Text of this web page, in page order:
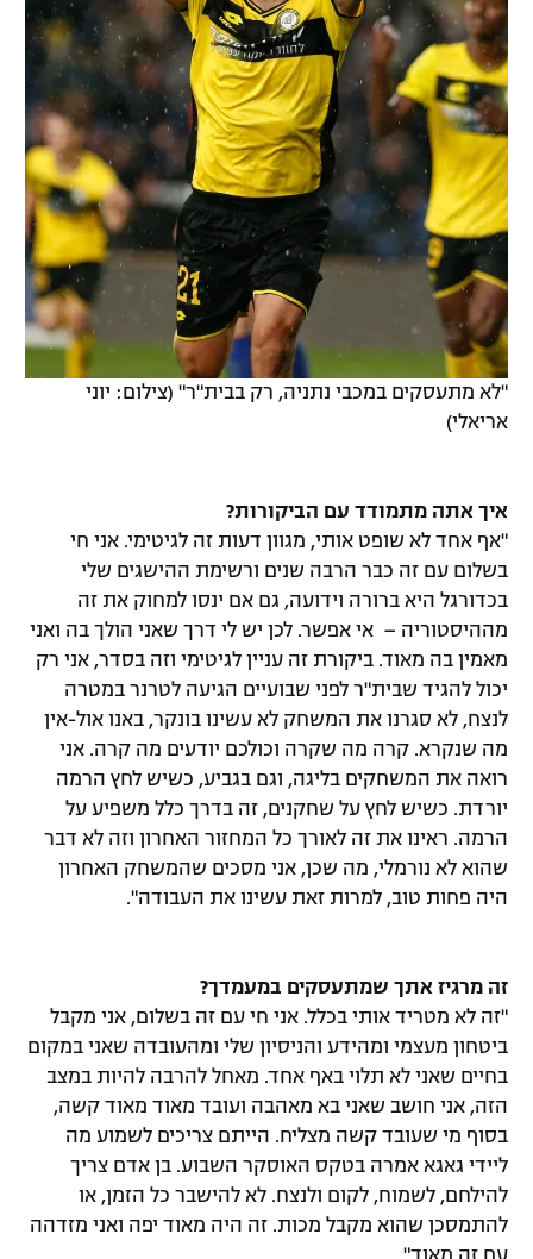
"לא מתעסקים במכבי נתניה, רק בבית"ר" (צילום: יוני
אריאלי)
איך אתה מתמודד עם הביקורות?
"אף אחד לא שופט אותי, מגוון דעות זה לגיטימי. אני חי
בשלום עם זה כבר הרבה שנים ורשימת ההישגים שלי
בכדורגל היא ברורה וידועה, גם אם ינסו למחוק את זה
מההיסטוריה – אי אפשר. לכן יש לי דרך שאני הולך בה ואני
מאמין בה מאוד. ביקורת זה עניין לגיטימי וזה בסדר, אני רק
יכול להגיד שבית"ר לפני שבועיים הגיעה לטרנר במטרה
לנצח, לא סגרנו את המשחק לא עשינו בונקר, באנו אול-אין
מה שנקרא. קרה מה שקרה וכולכם יודעים מה קרה. אני
רואה את המשחקים בליגה, וגם בגביע, כשיש לחץ הרמה
יורדת. כשיש לחץ על שחקנים, זה בדרך כלל משפיע על
הרמה. ראינו את זה לאורך כל המחזור האחרון וזה לא דבר
שהוא לא נורמלי, מה שכן, אני מסכים שהמשחק האחרון
היה פחות טוב, למרות זאת עשינו את העבודה".
זה מרגיז אתך שמתעסקים במעמדך?
"זה לא מטריד אותי בכלל. אני חי עם זה בשלום, אני מקבל
ביטחון מעצמי ומהידע והניסיון שלי ומהעובדה שאני במקום
בחיים שאני לא תלוי באף אחד. מאחל להרבה להיות במצב
הזה, אני חושב שאני בא מאהבה ועובד מאוד מאוד קשה,
בסוף מי שעובד קשה מצליח. הייתם צריכים לשמוע מה
ליידי גאגא אמרה בטקס האוסקר השבוע. בן אדם צריך
להילחם, לשמוח, לקום ולנצח. לא להישבר כל הזמן, או
להתמסכן שהוא מקבל מכות. זה היה מאוד יפה ואני מזדהה